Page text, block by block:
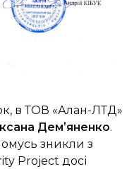
в ТОВ «Алан-ЛТД»
Демʼяненко.
зникли з
Project досі